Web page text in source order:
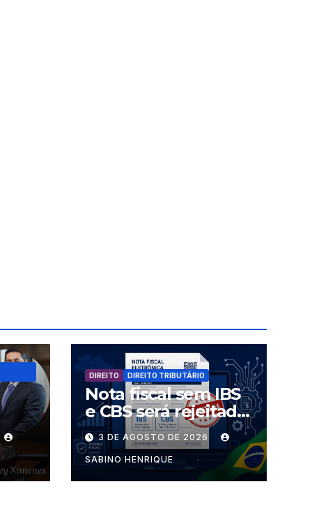
DIREITO DIREITO TRIBUTÁRIO
Nota fiscal sem IBS
e CBS será rejeitada
a partir desta
segunda-feira
3 DE AGOSTO DE 2026
SABINO HENRIQUE